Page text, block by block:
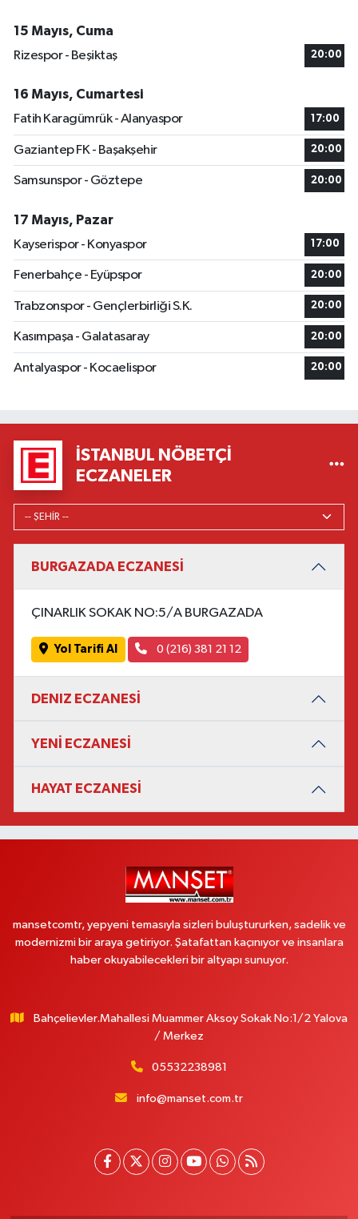
15 Mayıs, Cuma
Rizespor - Beşiktaş
20:00
16 Mayıs, Cumartesi
Fatih Karagümrük - Alanyaspor
17:00
Gaziantep FK - Başakşehir 20:00
Samsunspor - Göztepe 20:00
17 Mayıs, Pazar
Kayserispor - Konyaspor
17:00
Fenerbahçe - Eyüpspor 20:00
Trabzonspor - Gençlerbirliği S.K. 20:00
Kasımpaşa - Galatasaray 20:00
Antalyaspor - Kocaelispor 20:00
İSTANBUL NÖBETÇI
ECZANELER
BURGAZADA ECZANESİ
ÇINARLIK SOKAK NO:5/A BURGAZADA
Yol Tarifi Al 0 (216) 381 21 12
DENIZ ECZANESİ
YENİ ECZANESİ
HAYAT ECZANESİ
mansetcomtr, yepyeni temasıyla sizleri buluştururken, sadelik ve
modernizmi bir araya getiriyor. Şatafattan kaçınıyor ve insanlara
haber okuyabilecekleri bir altyapı sunuyor.
Bahçelievler.Mahallesi Muammer Aksoy Sokak No:1/2 Yalova
/ Merkez
05532238981
info@manset.com.tr